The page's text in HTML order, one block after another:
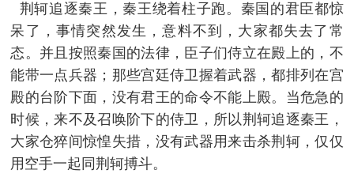
荆轲追逐秦王，秦王绕着柱子跑。秦国的君臣都惊
呆了，事情突然发生，意料不到，大家都失去了常
态。并且按照秦国的法律，臣子们侍立在殿上的，不
能带一点兵器；那些宫廷侍卫握着武器，都排列在宫
殿的台阶下面，没有君王的命令不能上殿。当危急的
时候，来不及召唤阶下的侍卫，所以荆轲追逐秦王，
大家仓猝间惊惶失措，没有武器用来击杀荆轲，仅仅
用空手一起同荆轲搏斗。